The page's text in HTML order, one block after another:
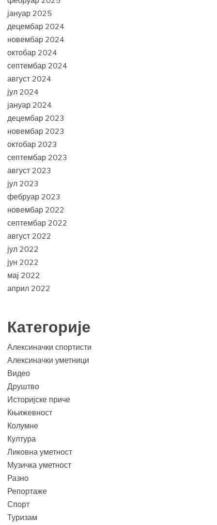
јануар 2025
децембар 2024
новембар 2024
октобар 2024
септембар 2024
август 2024
јул 2024
јануар 2024
децембар 2023
новембар 2023
октобар 2023
септембар 2023
август 2023
јул 2023
фебруар 2023
новембар 2022
септембар 2022
август 2022
јул 2022
јун 2022
мај 2022
април 2022
Категорије
Алексиначки спортисти
Алексиначки уметници
Видео
Друштво
Историјске приче
Књижевност
Колумне
Култура
Ликовна уметност
Музичка уметност
Разно
Репортаже
Спорт
Туризам